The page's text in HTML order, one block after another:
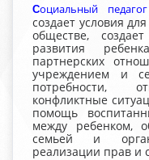
Социальный педагог
создает условия
обществе,
развития
партнерских
учреждением и
потребности,
конфликтные
помощь
между ребенком,
семьей и
реализации прав и